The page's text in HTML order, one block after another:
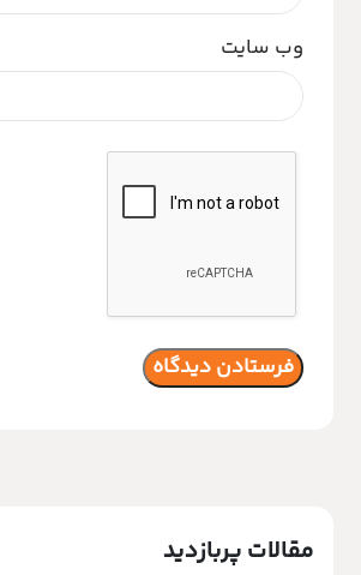
وب‌ سایت
مقالات پربازدید